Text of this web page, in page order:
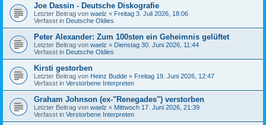
Joe Dassin - Deutsche Diskografie
Letzter Beitrag von waelz « Freitag 3. Juli 2026, 18:06
Verfasst in Deutsche Oldies
Peter Alexander: Zum 100sten ein Geheimnis gelüftet
Letzter Beitrag von waelz « Dienstag 30. Juni 2026, 11:44
Verfasst in Deutsche Oldies
Kirsti gestorben
Letzter Beitrag von Heinz Budde « Freitag 19. Juni 2026, 12:47
Verfasst in Verstorbene Interpreten
Graham Johnson (ex-"Renegades") verstorben
Letzter Beitrag von waelz « Mittwoch 17. Juni 2026, 21:39
Verfasst in Verstorbene Interpreten